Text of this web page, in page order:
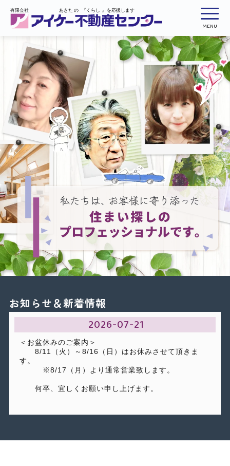
お知らせ＆新着情報
2026-07-21
＜お盆休みのご案内＞
8/11（火）～8/16（日）はお休みさせて頂きま
す。
※8/17（月）より通常営業致します。
何卒、宜しくお願い申し上げます。